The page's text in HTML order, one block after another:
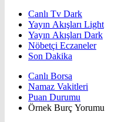
Canlı Tv Dark
Yayın Akışları Light
Yayın Akışları Dark
Nöbetçi Eczaneler
Son Dakika
Canlı Borsa
Namaz Vakitleri
Puan Durumu
Örnek Burç Yorumu